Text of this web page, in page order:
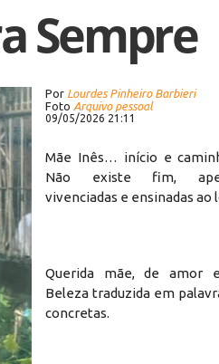
Sempre
Por Lourdes Pinheiro Barbieri
Foto Arquivo pessoal
09/05/2026 21:11
Mãe Inês… início e
Não existe fim,
vivenciadas e ensinadas ao
Querida mãe, de amor
Beleza traduzida em
concretas.